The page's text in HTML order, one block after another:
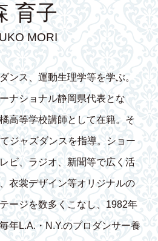
育子
MORI
ンス、運動生理学等を学ぶ。
ナショナル静岡県代表とな
高等学校講師として在籍。そ
ジャズダンスを指導。ショー
ビ、ラジオ、新聞等で広く活
衣裳デザイン等オリジナルの
ージを数多くこなし、1982年
年L.A.・N.Y.のプロダンサー養